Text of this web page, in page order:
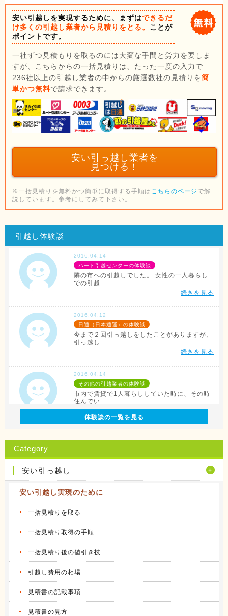
安い引越しを実現するために、まずはできるだ
け多くの引越し業者から見積りをとる。 ことが
ポイントです。
一社ずつ見積もりを取るのには大変な手間と労力を要しま
すが、こちらからの一括見積りは、たった一度の入力で
236社以上の引越し業者の中からの厳選数社の見積りを簡
単かつ無料で請求できます。
安い引っ越し業者を
見つける！
※一括見積りを無料かつ簡単に取得する手順は こちらのページ で解
説しています。参考にしてみて下さい。
引越し体験談
2016.04.14
ハート引越センターの体験談
隣の市への引越しでした。 女性の一人暮らし
での引越...
続きを見る
2016.04.12
日通（日本通運）の体験談
今まで２回引っ越しをしたことがありますが、
引っ越し...
続きを見る
2016.04.14
その他の引越業者の体験談
市内で賃貸で1人暮らししていた時に、その時
住んでい...
続きを見る
出る訳で...
続きを見る
2016.04.14
サカイ引越センターの体験談
会社都合での引越しだったこともあり、費用は
2016.04.14
アート引越センターの体験談
私は、仕事の関係で人事異動があり、同じ県内
体験談の一覧を見る
Category
安い引っ越し
安い引越し実現のために
一括見積りを取る
一括見積り取得の手順
一括見積り後の値引き技
引越し費用の相場
見積書の記載事項
見積書の見方